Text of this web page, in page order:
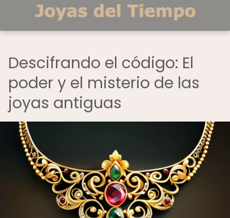
Descifrando el código: El
poder y el misterio de las
joyas antiguas